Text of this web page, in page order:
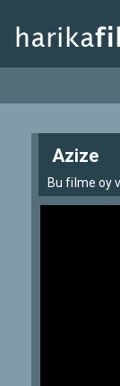
Azize
Bu filme oy